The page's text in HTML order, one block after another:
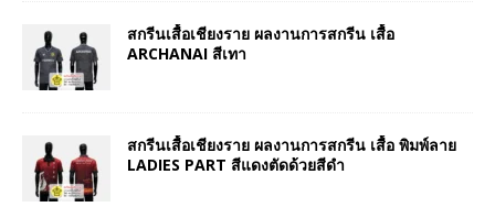
สกรีนเสื้อเชียงราย ผลงานการสกรีน เสื้อ
ARCHANAI สีเทา
สกรีนเสื้อเชียงราย ผลงานการสกรีน เสื้อ พิมพ์ลาย
LADIES PART สีแดงตัดด้วยสีดำ